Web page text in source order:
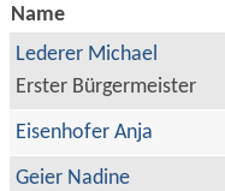
Name
Lederer Michael
Erster Bürgermeister
Eisenhofer Anja
Geier Nadine